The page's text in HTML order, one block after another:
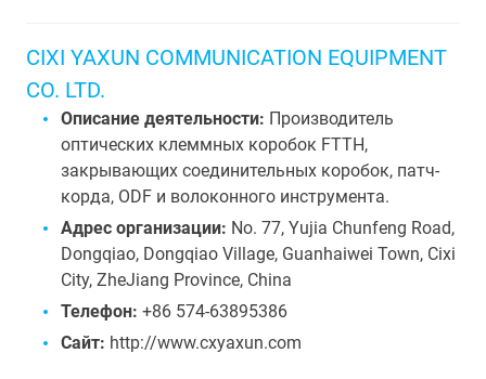
CIXI YAXUN COMMUNICATION EQUIPMENT
CO. LTD.
Описание деятельности: Производитель
оптических клеммных коробок FTTH,
закрывающих соединительных коробок, патч-
корда, ODF и волоконного инструмента.
Адрес организации: No. 77, Yujia Chunfeng Road,
Dongqiao, Dongqiao Village, Guanhaiwei Town, Cixi
City, ZheJiang Province, China
Телефон: +86 574-63895386
Сайт: http://www.cxyaxun.com